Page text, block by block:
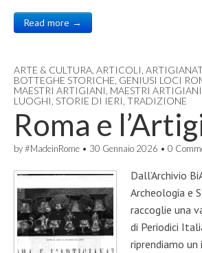
Read more →
ARTE & CULTURA ARTICOLI
BOTTEGHE STORICHE GENIUSI LOCI
MAESTRI ARTIGIANI MAESTRI ARTIGIANI
LUOGHI STORIE DI IERI TRADIZIONE
Roma e
by#MadeinRome • 30 Gennaio 2026 • 0
Dall’Archivio
Archeologia e
raccoglie una
di Periodici
riprendiamo